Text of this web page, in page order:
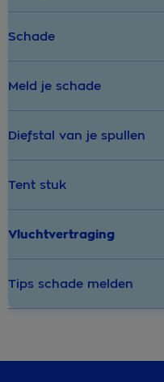
Schade
Meld je schade
Diefstal van je spullen
Tent stuk
Vluchtvertraging
Tips schade melden